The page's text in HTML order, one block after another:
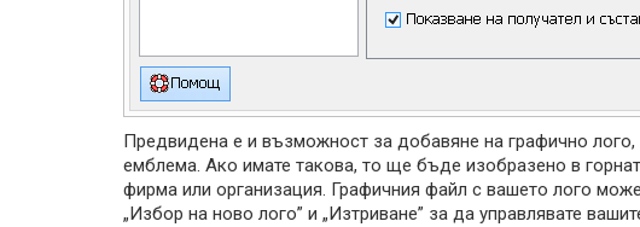
Предвидена е и възможност за добавяне на графично
емблема. Ако имате такова, то ще бъде изобразено в
фирма или организация. Графичния файл с вашето лого
„Избор на ново лого” и „Изтриване” за да управлявате